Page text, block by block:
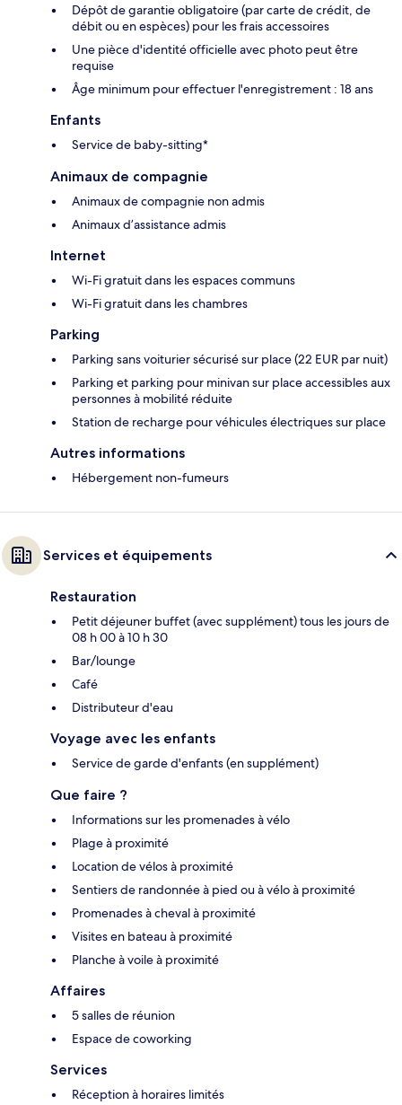
Dépôt de garantie obligatoire (par carte de crédit, de
débit ou en espèces) pour les frais accessoires
Une pièce d'identité officielle avec photo peut être
requise
Âge minimum pour effectuer l'enregistrement : 18 ans
Enfants
Service de baby-sitting*
Animaux de compagnie
Animaux de compagnie non admis
Animaux d’assistance admis
Internet
Wi-Fi gratuit dans les espaces communs
Wi-Fi gratuit dans les chambres
Parking
Parking sans voiturier sécurisé sur place (22 EUR par nuit)
Parking et parking pour minivan sur place accessibles aux
personnes à mobilité réduite
Station de recharge pour véhicules électriques sur place
Autres informations
Hébergement non-fumeurs
Services et équipements
Restauration
Petit déjeuner buffet (avec supplément) tous les jours de
08 h 00 à 10 h 30
Bar/lounge
Café
Distributeur d'eau
Voyage avec les enfants
Service de garde d'enfants (en supplément)
Que faire ?
Informations sur les promenades à vélo
Plage à proximité
Location de vélos à proximité
Sentiers de randonnée à pied ou à vélo à proximité
Promenades à cheval à proximité
Visites en bateau à proximité
Planche à voile à proximité
Affaires
5 salles de réunion
Espace de coworking
Services
Réception à horaires limités